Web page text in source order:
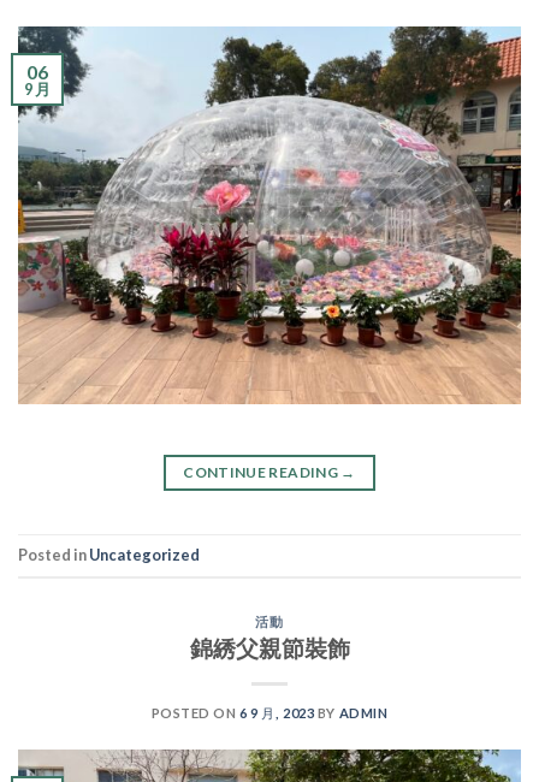
06
9 月
CONTINUE READING →
Posted inUncategorized
活動
錦綉父親節裝飾
POSTED ON6 9 月, 2023 BY ADMIN